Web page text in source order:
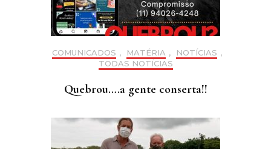
COMUNICADOS , MATÉRIA , NOTÍCIAS ,
TODAS NOTÍCIAS
Quebrou….a gente conserta!!